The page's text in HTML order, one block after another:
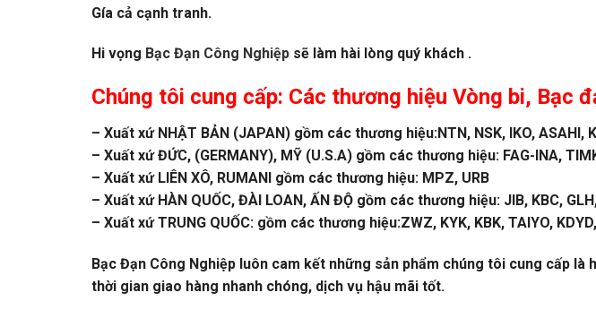
Gía cả cạnh tranh.
Hi vọng Bạc Đạn Công Nghiệp sẽ làm hài lòng quý khách .
Chúng tôi cung cấp: Các thương hiệu Vòng bi, Bạc
– Xuất xứ NHẬT BẢN (JAPAN) gồm các thương hiệu:NTN, NSK, IKO, ASAHI,
– Xuất xứ ĐỨC, (GERMANY), MỸ (U.S.A) gồm các thương hiệu: FAG-INA,
– Xuất xứ LIÊN XÔ, RUMANI gồm các thương hiệu: MPZ, URB
– Xuất xứ HÀN QUỐC, ĐÀI LOAN, ẤN ĐỘ gồm các thương hiệu: JIB, KBC,
– Xuất xứ TRUNG QUỐC: gồm các thương hiệu:ZWZ, KYK, KBK, TAIYO,
Bạc Đạn Công Nghiệp luôn cam kết những sản phẩm chúng tôi cung cấp
thời gian giao hàng nhanh chóng, dịch vụ hậu mãi tốt.